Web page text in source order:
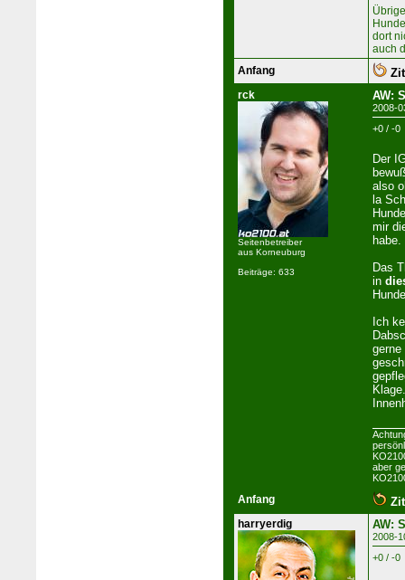
dort
auch
Anfang
rck
Seitenbetreiber
aus Korneuburg
Beiträge: 633
AW:
2008-
+0 / -0
Der
also
la
mir
habe.
Das
in
Ich
gerne
aber
Anfang
harryerdig AW:
2008-
+0 / -0